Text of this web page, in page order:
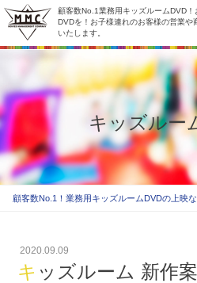
顧客数No.1業務用キッズルームDVD
DVDを！お子様連れのお客様の営業や
いたします。
キッズルー
顧客数No.1！業務用キッズルームDVDの上映
2020.09.09
キッズルーム 新作